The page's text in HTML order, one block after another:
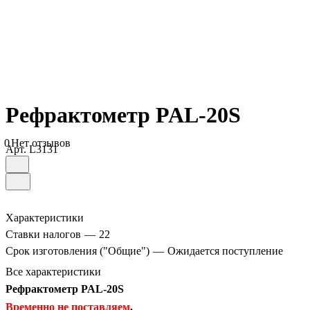
Рефрактометр PAL-20S
0Нет отзывов
Арт.L3131
Характеристики
Ставки налогов — 22
Срок изготовления ("Общие") — Ожидается поступление
Все характеристики
Рефрактометр PAL-20S
Временно не поставляем.